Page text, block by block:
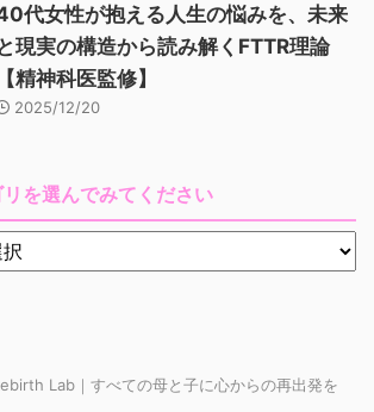
代女性が抱える人生の悩みを、未来
と現実の構造から読み解くFTTR理論
【精神科医監修】
2025/12/20
を選んでみてください
Lab｜すべての母と子に心からの再出発を